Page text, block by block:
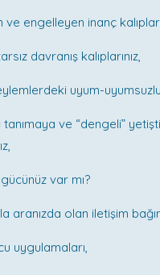
engelleyen inanç
davranış kalıplarınız,
uyum-
tanımaya ve “dengeli”
var mı?
aranızda olan iletişim
uygulamaları,